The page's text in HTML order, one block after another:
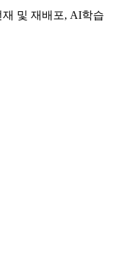
및 재배포, AI학습